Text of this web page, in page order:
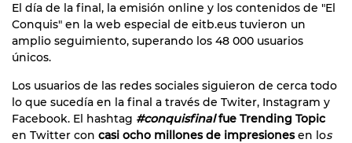
El día de la final, la emisión online y los contenidos de "El
Conquis" en la web especial de eitb.eus tuvieron un
amplio seguimiento, superando los 48 000 usuarios
únicos.
Los usuarios de las redes sociales siguieron de cerca todo
lo que sucedía en la final a través de Twiter, Instagram y
Facebook. El hashtag #conquisfinalfue Trending Topic
en Twitter con casi ocho millones de impresionesen los